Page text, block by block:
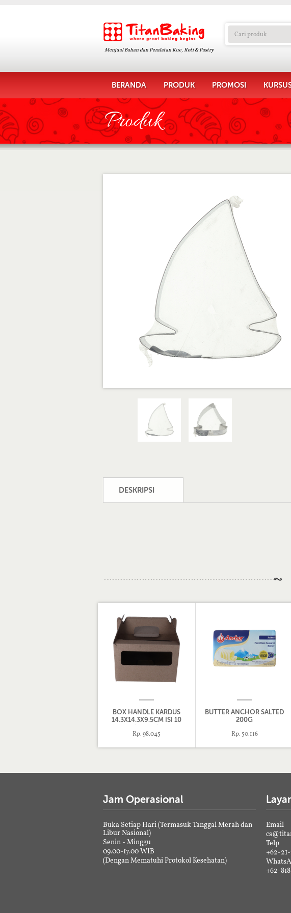
Menjual Bahan dan Peralatan Kue, Roti & Pastry
BERANDA PRODUK PROMOSI
Produk
DESKRIPSI
BOX HANDLE KARDUS
14.3X14.3X9.5CM ISI 10
Rp. 98.045
BUTTER ANCHOR SALTED
200G
Rp. 50.116
Jam Operasional
Buka Setiap Hari (Termasuk Tanggal Merah dan
Libur Nasional)
Senin - Minggu
09.00-17.00 WIB
(Dengan Mematuhi Protokol Kesehatan)
Email
Telp
+62-
+62-